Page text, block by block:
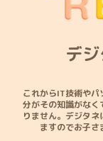
デ
これからIT技術やパ
分がその知識がなく
りません。デジタ
ますのでお子さ